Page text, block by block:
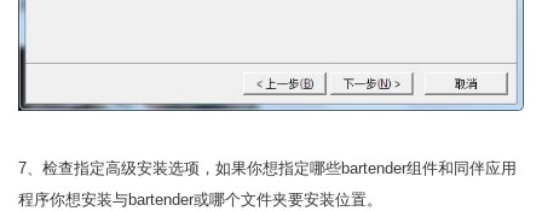
7、检查指定高级安装选项，如果你想指定哪些bartender组件和同伴应用
程序你想安装与bartender或哪个文件夹要安装位置。